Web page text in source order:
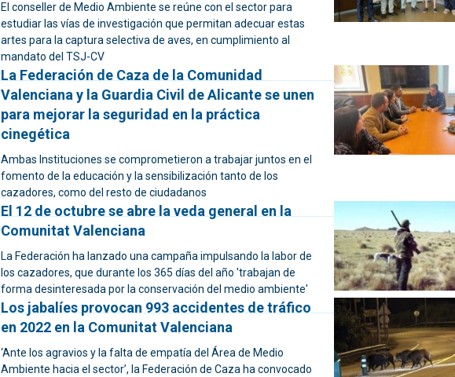
El conseller de Medio Ambiente se reúne con el sector para
estudiar las vías de investigación que permitan adecuar estas
artes para la captura selectiva de aves, en cumplimiento al
mandato del TSJ-CV
La Federación de Caza de la Comunidad
Valenciana y la Guardia Civil de Alicante se unen
para mejorar la seguridad en la práctica
cinegética
Ambas Instituciones se comprometieron a trabajar juntos en el
fomento de la educación y la sensibilización tanto de los
cazadores, como del resto de ciudadanos
El 12 de octubre se abre la veda general en la
Comunitat Valenciana
La Federación ha lanzado una campaña impulsando la labor de
los cazadores, que durante los 365 días del año 'trabajan de
forma desinteresada por la conservación del medio ambiente'
Los jabalíes provocan 993 accidentes de tráfico
en 2022 en la Comunitat Valenciana
‘Ante los agravios y la falta de empatía del Área de Medio
Ambiente hacia el sector’, la Federación de Caza ha convocado